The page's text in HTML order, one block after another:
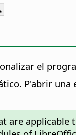
el
P'abrir
are